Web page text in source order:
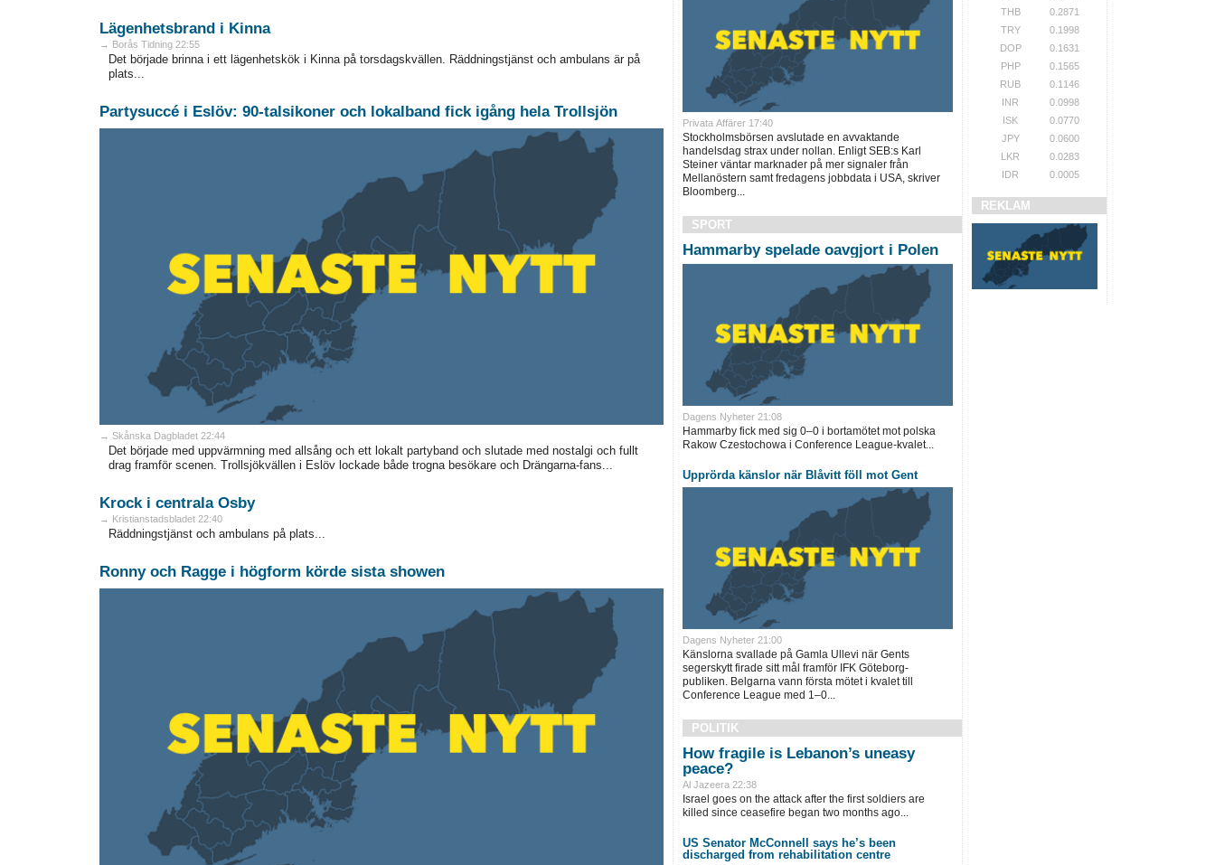
Lägenhetsbrand i Kinna
→ Borås Tidning 22:55
Det började brinna i ett lägenhetskök i Kinna på torsdagskvällen. Räddningstjänst och ambulans är på
plats...
Partysuccé i Eslöv: 90-talsikoner och lokalband fick igång hela Trollsjön
→ Skånska Dagbladet 22:44
Det började med uppvärmning med allsång och ett lokalt partyband och slutade med nostalgi och fullt
drag framför scenen. Trollsjökvällen i Eslöv lockade både trogna besökare och Drängarna-fans...
Krock i centrala Osby
→ Kristianstadsbladet 22:40
Räddningstjänst och ambulans på plats...
Ronny och Ragge i högform körde sista showen
Privata Affärer 17:40
Stockholmsbörsen avslutade en avvaktande
handelsdag strax under nollan. Enligt SEB:s Karl
Steiner väntar marknader på mer signaler från
Mellanöstern samt fredagens jobbdata i USA, skriver
Bloomberg...
SPORT
Hammarby spelade oavgjort i Polen
Dagens Nyheter 21:08
Hammarby fick med sig 0–0 i bortamötet mot polska
Rakow Czestochowa i Conference League-kvalet...
Upprörda känslor när Blåvitt föll mot Gent
Dagens Nyheter 21:00
Känslorna svallade på Gamla Ullevi när Gents
segerskytt firade sitt mål framför IFK Göteborg-
publiken. Belgarna vann första mötet i kvalet till
Conference League med 1–0...
POLITIK
How fragile is Lebanon’s uneasy
peace?
Al Jazeera 22:38
Israel goes on the attack after the first soldiers are
killed since ceasefire began two months ago...
US Senator McConnell says he’s been
discharged from rehabilitation centre
THB
0.2871
TRY
0.1998
DOP
0.1631
PHP
0.1565
RUB
0.1146
INR
0.0998
ISK
0.0770
JPY
0.0600
LKR
0.0283
IDR
0.0005
REKLAM